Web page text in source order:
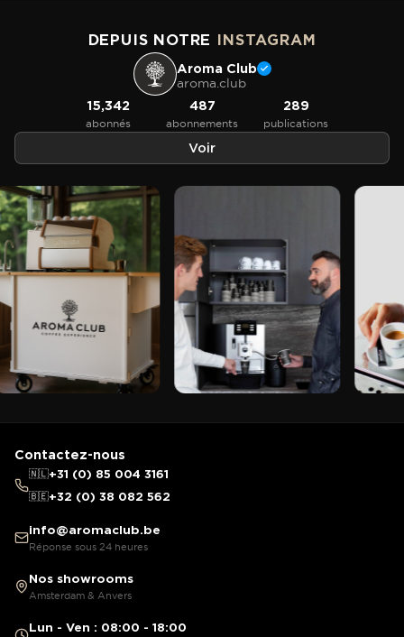
DEPUIS NOTRE INSTAGRAM
Aroma Club
aroma.club
15,342
abonnés
487
abonnements
289
publications
Voir
Contactez-nous
🇳🇱+31 (0) 85 004 3161
🇧🇪+32 (0) 38 082 562
info@aromaclub.be
Réponse sous 24 heures
Nos showrooms
Amsterdam & Anvers
Lun - Ven : 08:00 - 18:00